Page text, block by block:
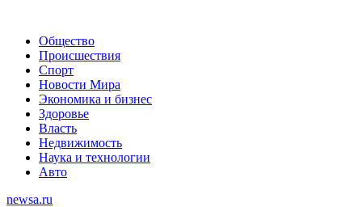
Общество
Происшествия
Спорт
Новости Мира
Экономика и бизнес
Здоровье
Власть
Недвижимость
Наука и технологии
Авто
newsa.ru